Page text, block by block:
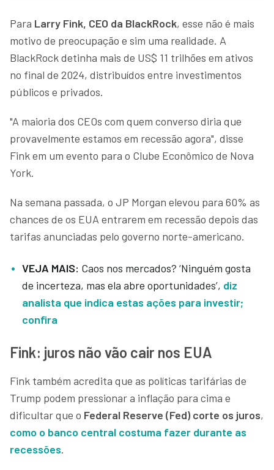
Para Larry Fink, CEO da BlackRock, esse não é mais
motivo de preocupação e sim uma realidade. A
BlackRock detinha mais de US$ 11 trilhões em ativos
no final de 2024, distribuídos entre investimentos
públicos e privados.
"A maioria dos CEOs com quem converso diria que
provavelmente estamos em recessão agora", disse
Fink em um evento para o Clube Econômico de Nova
York.
Na semana passada, o JP Morgan elevou para 60% as
chances de os EUA entrarem em recessão depois das
tarifas anunciadas pelo governo norte-americano.
VEJA MAIS: Caos nos mercados? ‘Ninguém gosta
de incerteza, mas ela abre oportunidades’, diz
analista que indica estas ações para investir;
confira
Fink: juros não vão cair nos EUA
Fink também acredita que as políticas tarifárias de
Trump podem pressionar a inflação para cima e
dificultar que o Federal Reserve (Fed) corte os juros,
como o banco central costuma fazer durante as
recessões.